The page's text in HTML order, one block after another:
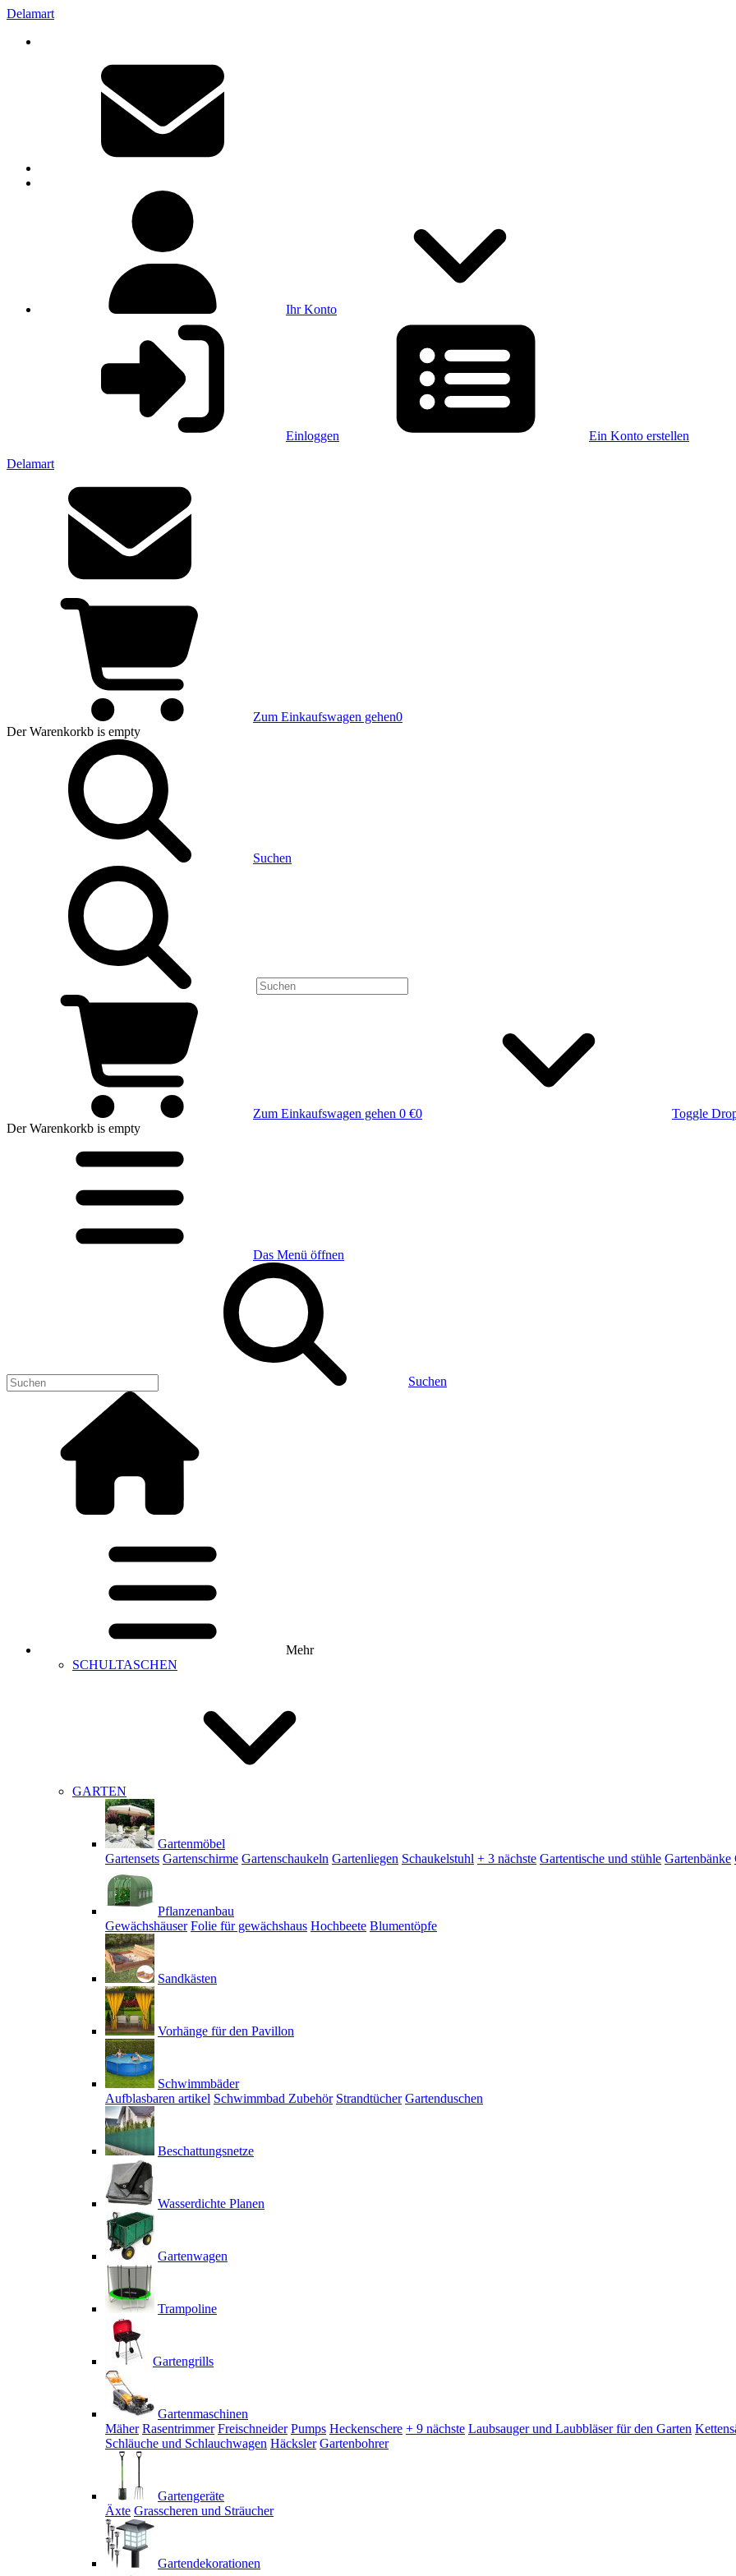
Delamart
Ihr Konto
Einloggen Ein Konto erstellen
Delamart
Zum Einkaufswagen gehen0
Der Warenkorkb is empty
Suchen
Zum Einkaufswagen gehen 0 €0
Toggle
Der Warenkorkb is empty
Das Menü öffnen
Suchen
Mehr
SCHULTASCHEN
GARTEN
Gartenmöbel
Gartensets Gartenschirme Gartenschaukeln Gartenliegen Schaukelstuhl + 3 nächste Gartentische und stühle Gartenbänke
Pflanzenanbau
Gewächshäuser Folie für gewächshaus Hochbeete Blumentöpfe
Sandkästen
Vorhänge für den Pavillon
Schwimmbäder
Aufblasbaren artikel Schwimmbad Zubehör Strandtücher Gartenduschen
Beschattungsnetze
Wasserdichte Planen
Gartenwagen
Trampoline
Gartengrills
Gartenmaschinen
Mäher Rasentrimmer Freischneider Pumps Heckenschere + 9 nächste Laubsauger und Laubbläser für den Garten
Schläuche und Schlauchwagen Häcksler Gartenbohrer
Gartengeräte
Äxte Grasscheren und Sträucher
Gartendekorationen